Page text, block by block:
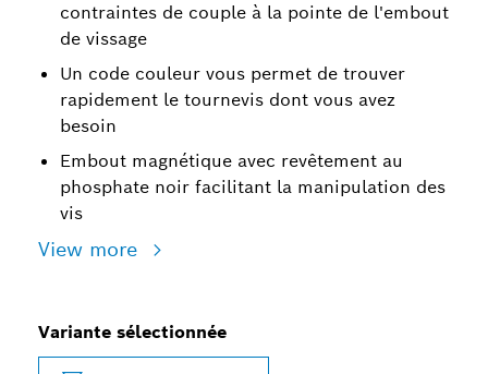
contraintes de couple à la pointe de l'embout
de vissage
Un code couleur vous permet de trouver
rapidement le tournevis dont vous avez
besoin
Embout magnétique avec revêtement au
phosphate noir facilitant la manipulation des
vis
View more
Variante sélectionnée